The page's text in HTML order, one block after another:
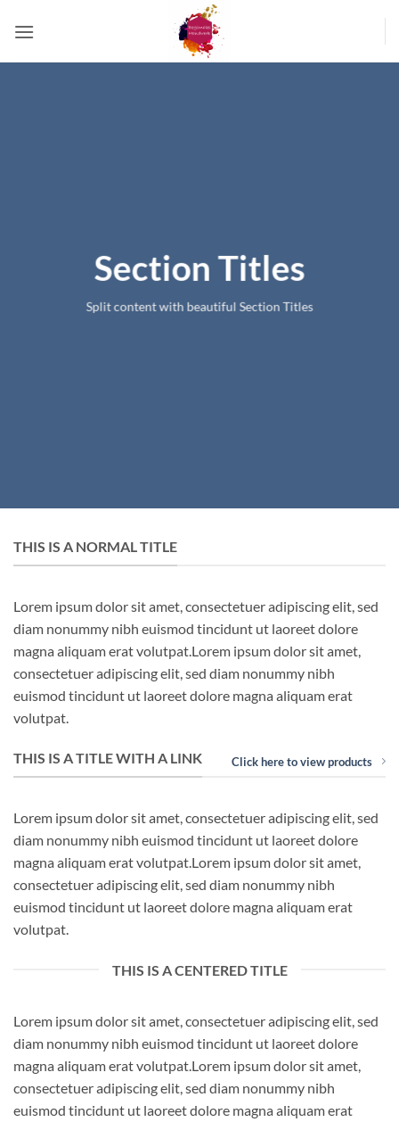
Inhalt
Section Titles
Split content with beautiful Section Titles
THIS IS A NORMAL TITLE
Lorem ipsum dolor sit amet, consectetuer adipiscing elit, sed
diam nonummy nibh euismod tincidunt ut laoreet dolore
magna aliquam erat volutpat.Lorem ipsum dolor sit amet,
consectetuer adipiscing elit, sed diam nonummy nibh
euismod tincidunt ut laoreet dolore magna aliquam erat
volutpat.
THIS IS A TITLE WITH A LINK Click here to view products
Lorem ipsum dolor sit amet, consectetuer adipiscing elit, sed
diam nonummy nibh euismod tincidunt ut laoreet dolore
magna aliquam erat volutpat.Lorem ipsum dolor sit amet,
consectetuer adipiscing elit, sed diam nonummy nibh
euismod tincidunt ut laoreet dolore magna aliquam erat
volutpat.
THIS IS A CENTERED TITLE
Lorem ipsum dolor sit amet, consectetuer adipiscing elit, sed
diam nonummy nibh euismod tincidunt ut laoreet dolore
magna aliquam erat volutpat.Lorem ipsum dolor sit amet,
consectetuer adipiscing elit, sed diam nonummy nibh
euismod tincidunt ut laoreet dolore magna aliquam erat